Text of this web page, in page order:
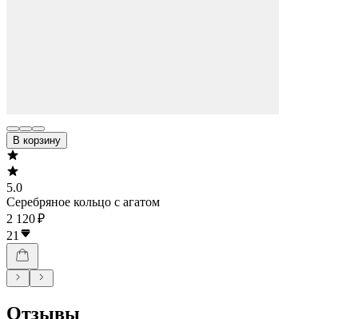
В корзину
5.0
Серебряное кольцо с агатом
2 120 ₽
21
Отзывы